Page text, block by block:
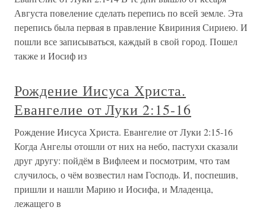
Августа повеление сделать перепись по всей земле. Эта
перепись была первая в правление Квириния Сириею. И
пошли все записываться, каждый в свой город. Пошел
также и Иосиф из
Рождение Иисуса Христа.
Евангелие от Луки 2:15-16
Рождение Иисуса Христа. Евангелие от Луки 2:15-16
Когда Ангелы отошли от них на небо, пастухи сказали
друг другу: пойдём в Вифлеем и посмотрим, что там
случилось, о чём возвестил нам Господь. И, поспешив,
пришли и нашли Марию и Иосифа, и Младенца,
лежащего в